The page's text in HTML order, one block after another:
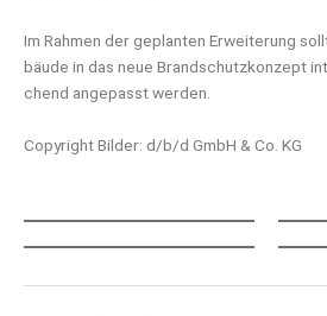
Im Rah­men der geplan­ten Erwei­te­rung
bäu­de in das neue Brand­schutz­kon­zept
chend ange­passt werden.
Copy­right Bil­der: d/b/d GmbH & Co. KG